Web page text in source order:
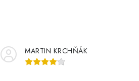
MARTIN KRCHŇÁK